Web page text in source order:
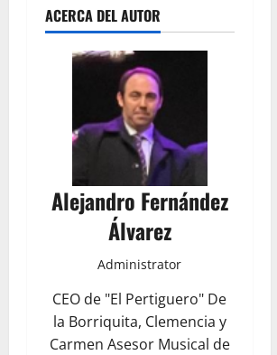
ACERCA DEL AUTOR
Alejandro Fernández
Álvarez
Administrator
CEO de "El Pertiguero" De
la Borriquita, Clemencia y
Carmen Asesor Musical de